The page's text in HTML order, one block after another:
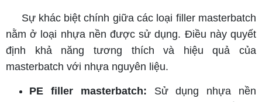
Sự khác biệt chính giữa các loại filler masterbatch
nằm ở loại nhựa nền được sử dụng. Điều này quyết
định khả năng tương thích và hiệu quả của
masterbatch với nhựa nguyên liệu.
PE filler masterbatch: Sử dụng nhựa nền